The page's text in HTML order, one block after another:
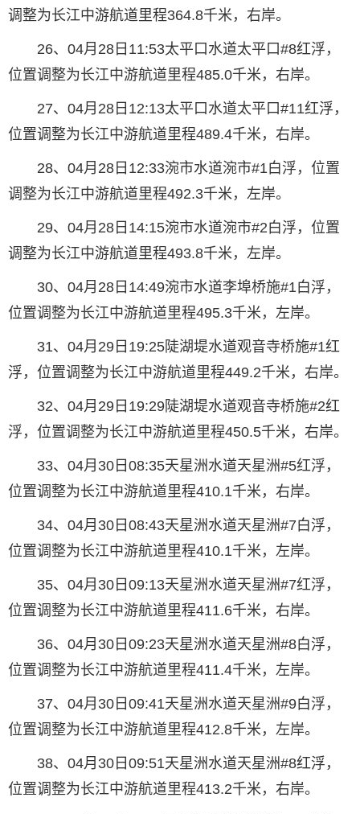
调整为长江中游航道里程364.8千米，右岸。
26、04月28日11:53太平口水道太平口#8红浮，
位置调整为长江中游航道里程485.0千米，右岸。
27、04月28日12:13太平口水道太平口#11红浮，
位置调整为长江中游航道里程489.4千米，右岸。
28、04月28日12:33涴市水道涴市#1白浮，位置
调整为长江中游航道里程492.3千米，左岸。
29、04月28日14:15涴市水道涴市#2白浮，位置
调整为长江中游航道里程493.8千米，左岸。
30、04月28日14:49涴市水道李埠桥施#1白浮，
位置调整为长江中游航道里程495.3千米，左岸。
31、04月29日19:25陡湖堤水道观音寺桥施#1红
浮，位置调整为长江中游航道里程449.2千米，右岸。
32、04月29日19:29陡湖堤水道观音寺桥施#2红
浮，位置调整为长江中游航道里程450.5千米，右岸。
33、04月30日08:35天星洲水道天星洲#5红浮，
位置调整为长江中游航道里程410.1千米，右岸。
34、04月30日08:43天星洲水道天星洲#7白浮，
位置调整为长江中游航道里程410.1千米，左岸。
35、04月30日09:13天星洲水道天星洲#7红浮，
位置调整为长江中游航道里程411.6千米，右岸。
36、04月30日09:23天星洲水道天星洲#8白浮，
位置调整为长江中游航道里程411.4千米，左岸。
37、04月30日09:41天星洲水道天星洲#9白浮，
位置调整为长江中游航道里程412.8千米，左岸。
38、04月30日09:51天星洲水道天星洲#8红浮，
位置调整为长江中游航道里程413.2千米，右岸。